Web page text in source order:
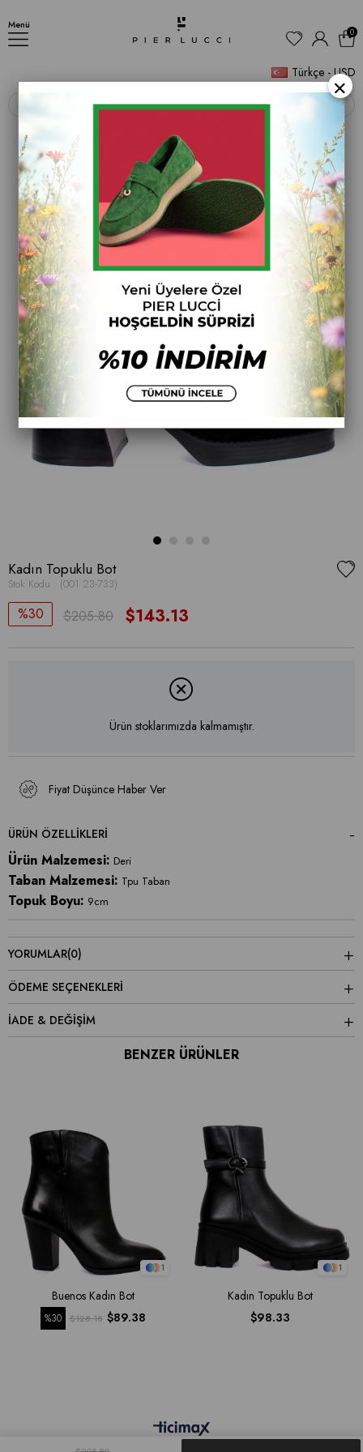
Menü
Türkçe - USD
0
‹ ›
Kadın Topuklu Bot
Stok Kodu (001 23-733)
30 $205.80 $143.13
Ürün stoklarımızda kalmamıştır.
Fiyat Düşünce Haber Ver
ÜRÜN ÖZELLIKLERI
Ürün Malzemesi: Deri
Taban Malzemesi: Tpu Taban
Topuk Boyu: 9cm
YORUMLAR(0)
ÖDEME SEÇENEKLERI
İADE & DEĞİŞİM
BENZER ÜRÜNLER
1
Buenos Kadın Bot
$89.38
$128.18
%30
1
Kadın Topuklu Bot
$98.33
×